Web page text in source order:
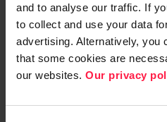
and to analyse our traffic. If
to collect and use your data
advertising. Alternatively, you
that some cookies are
our websites. Our privacy
Katso tallenne